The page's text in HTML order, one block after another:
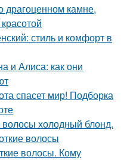
драгоценном камне,
стиль и комфорт в
и Алиса: как они
спасет мир! Подборка
холодный блонд.
волосы
волосы. Кому